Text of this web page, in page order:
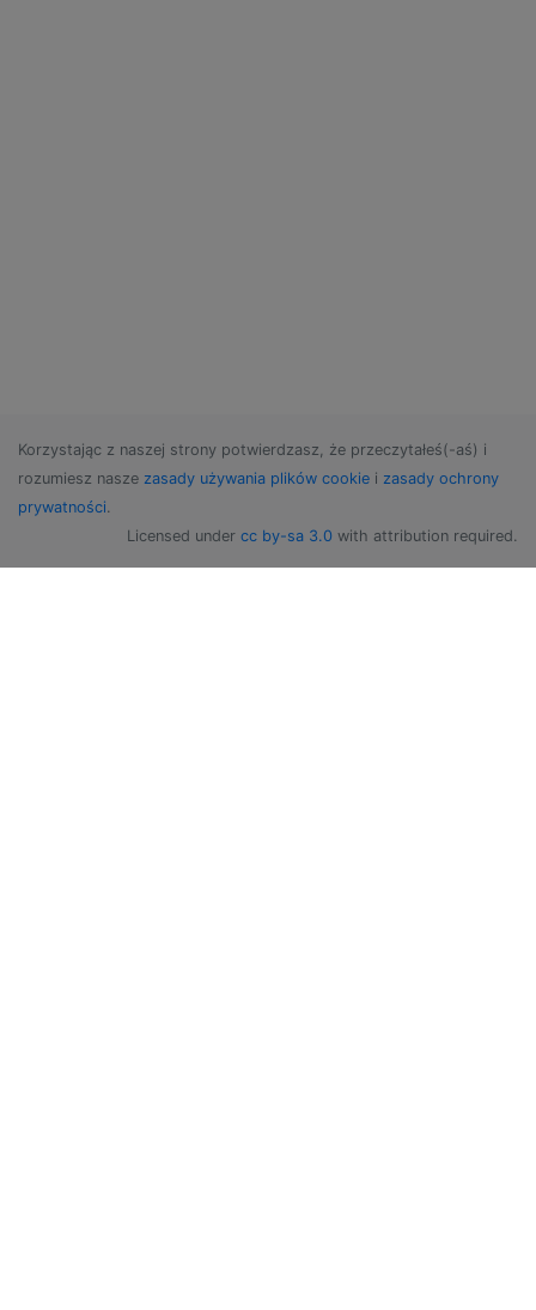
Korzystając z naszej strony potwierdzasz, że przeczytałeś(-aś) i
rozumiesz nasze zasady używania plików cookie i zasady ochrony
prywatności.
Licensed under cc by-sa 3.0 with attribution required.